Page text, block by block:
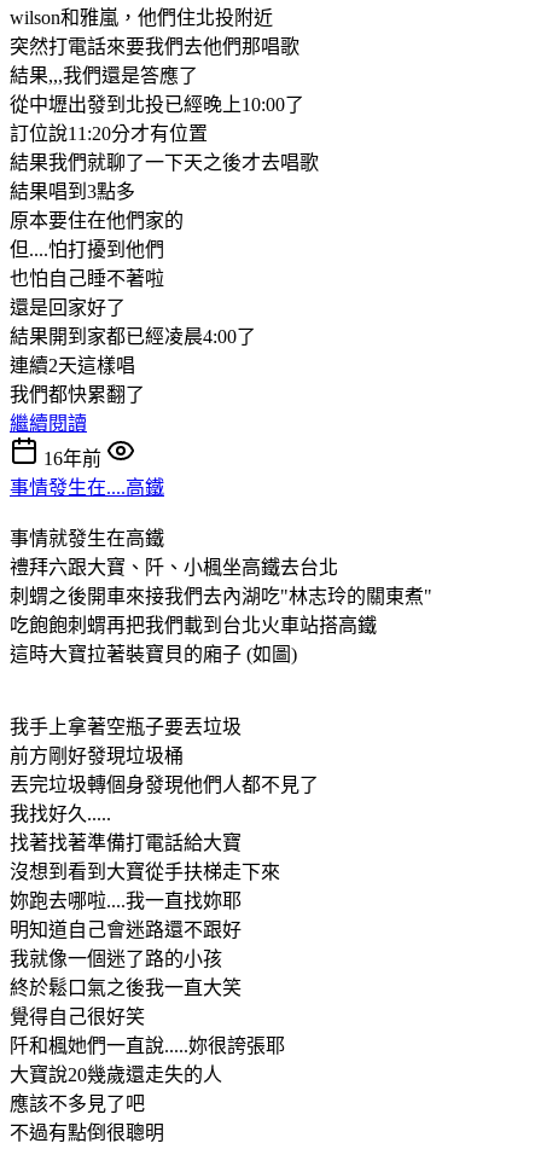
wilson和雅嵐，他們住北投附近
突然打電話來要我們去他們那唱歌
結果,,,我們還是答應了
從中壢出發到北投已經晚上10:00了
訂位說11:20分才有位置
結果我們就聊了一下天之後才去唱歌
結果唱到3點多
原本要住在他們家的
但....怕打擾到他們
也怕自己睡不著啦
還是回家好了
結果開到家都已經凌晨4:00了
連續2天這樣唱
我們都快累翻了
繼續閱讀
16年前
事情發生在....高鐵
事情就發生在高鐵
禮拜六跟大寶、阡、小楓坐高鐵去台北
刺蝟之後開車來接我們去內湖吃"林志玲的關東煮"
吃飽飽刺蝟再把我們載到台北火車站搭高鐵
這時大寶拉著裝寶貝的廂子 (如圖)
我手上拿著空瓶子要丟垃圾
前方剛好發現垃圾桶
丟完垃圾轉個身發現他們人都不見了
我找好久.....
找著找著準備打電話給大寶
沒想到看到大寶從手扶梯走下來
妳跑去哪啦....我一直找妳耶
明知道自己會迷路還不跟好
我就像一個迷了路的小孩
終於鬆口氣之後我一直大笑
覺得自己很好笑
阡和楓她們一直說.....妳很誇張耶
大寶說20幾歲還走失的人
應該不多見了吧
不過有點倒很聰明